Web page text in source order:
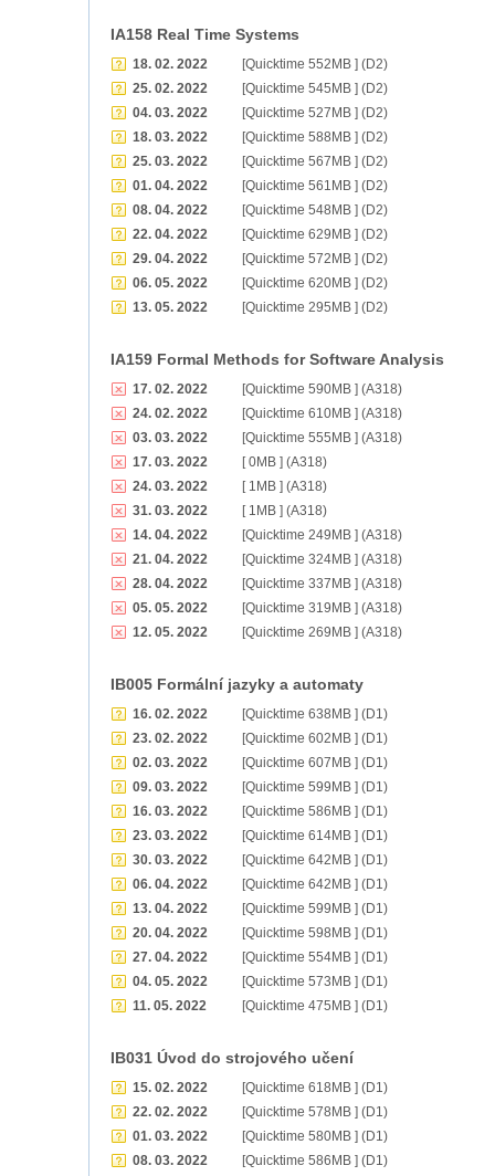
IA158 Real Time Systems
18. 02. 2022
[Quicktime 552MB ] (D2)
25. 02. 2022
[Quicktime 545MB ] (D2)
04. 03. 2022
[Quicktime 527MB ] (D2)
18. 03. 2022
[Quicktime 588MB ] (D2)
25. 03. 2022
[Quicktime 567MB ] (D2)
01. 04. 2022
[Quicktime 561MB ] (D2)
08. 04. 2022
[Quicktime 548MB ] (D2)
22. 04. 2022
[Quicktime 629MB ] (D2)
29. 04. 2022
[Quicktime 572MB ] (D2)
06. 05. 2022
[Quicktime 620MB ] (D2)
13. 05. 2022
[Quicktime 295MB ] (D2)
IA159 Formal Methods for Software Analysis
17. 02. 2022
[Quicktime 590MB ] (A318)
24. 02. 2022
[Quicktime 610MB ] (A318)
03. 03. 2022
[Quicktime 555MB ] (A318)
17. 03. 2022
[ 0MB ] (A318)
24. 03. 2022
[ 1MB ] (A318)
31. 03. 2022
[ 1MB ] (A318)
14. 04. 2022
[Quicktime 249MB ] (A318)
21. 04. 2022
[Quicktime 324MB ] (A318)
28. 04. 2022
[Quicktime 337MB ] (A318)
05. 05. 2022
[Quicktime 319MB ] (A318)
12. 05. 2022
[Quicktime 269MB ] (A318)
IB005 Formální jazyky a automaty
16. 02. 2022
[Quicktime 638MB ] (D1)
23. 02. 2022
[Quicktime 602MB ] (D1)
02. 03. 2022
[Quicktime 607MB ] (D1)
09. 03. 2022
[Quicktime 599MB ] (D1)
16. 03. 2022
[Quicktime 586MB ] (D1)
23. 03. 2022
[Quicktime 614MB ] (D1)
30. 03. 2022
[Quicktime 642MB ] (D1)
06. 04. 2022
[Quicktime 642MB ] (D1)
13. 04. 2022
[Quicktime 599MB ] (D1)
20. 04. 2022
[Quicktime 598MB ] (D1)
27. 04. 2022
[Quicktime 554MB ] (D1)
04. 05. 2022
[Quicktime 573MB ] (D1)
11. 05. 2022
[Quicktime 475MB ] (D1)
IB031 Úvod do strojového učení
15. 02. 2022
[Quicktime 618MB ] (D1)
22. 02. 2022
[Quicktime 578MB ] (D1)
01. 03. 2022
[Quicktime 580MB ] (D1)
08. 03. 2022
[Quicktime 586MB ] (D1)